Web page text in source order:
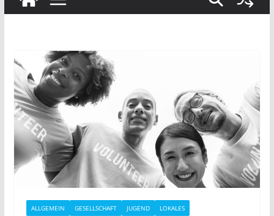
ALLGEMEIN GESELLSCHAFT JUGEND LOKALES